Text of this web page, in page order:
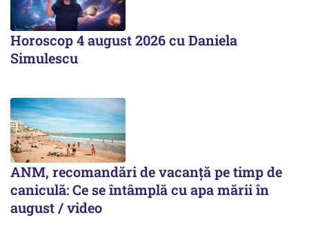
Horoscop 4 august 2026 cu Daniela
Simulescu
ANM, recomandări de vacanță pe timp de
caniculă: Ce se întâmplă cu apa mării în
august / video